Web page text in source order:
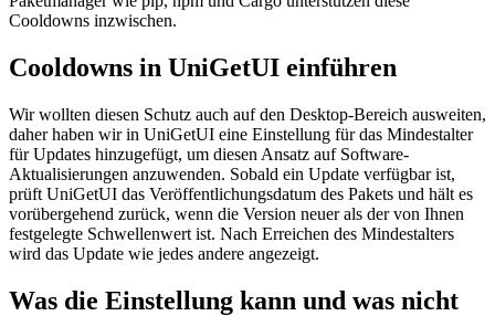
Cooldowns inzwischen.
Cooldowns in UniGetUI einführen
Wir wollten diesen Schutz auch auf den Desktop-Bereich ausweiten,
daher haben wir in UniGetUI eine Einstellung für das Mindestalter
für Updates hinzugefügt, um diesen Ansatz auf Software-
Aktualisierungen anzuwenden. Sobald ein Update verfügbar ist,
prüft UniGetUI das Veröffentlichungsdatum des Pakets und hält es
vorübergehend zurück, wenn die Version neuer als der von Ihnen
festgelegte Schwellenwert ist. Nach Erreichen des Mindestalters
wird das Update wie jedes andere angezeigt.
Was die Einstellung kann und was nicht